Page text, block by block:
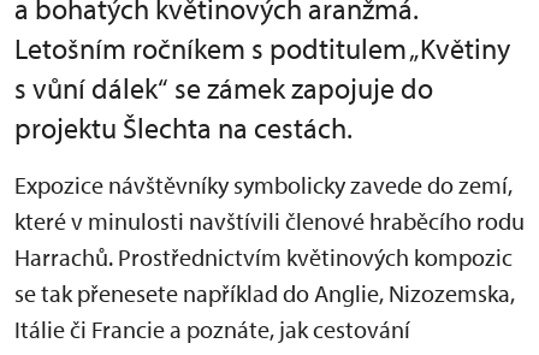
a bohatých květinových aranžmá.
Letošním ročníkem s podtitulem „Květiny
s vůní dálek“ se zámek zapojuje do
projektu Šlechta na cestách.
Expozice návštěvníky symbolicky zavede do zemí,
které v minulosti navštívili členové hraběcího rodu
Harrachů. Prostřednictvím květinových kompozic
se tak přenesete například do Anglie, Nizozemska,
Itálie či Francie a poznáte, jak cestování